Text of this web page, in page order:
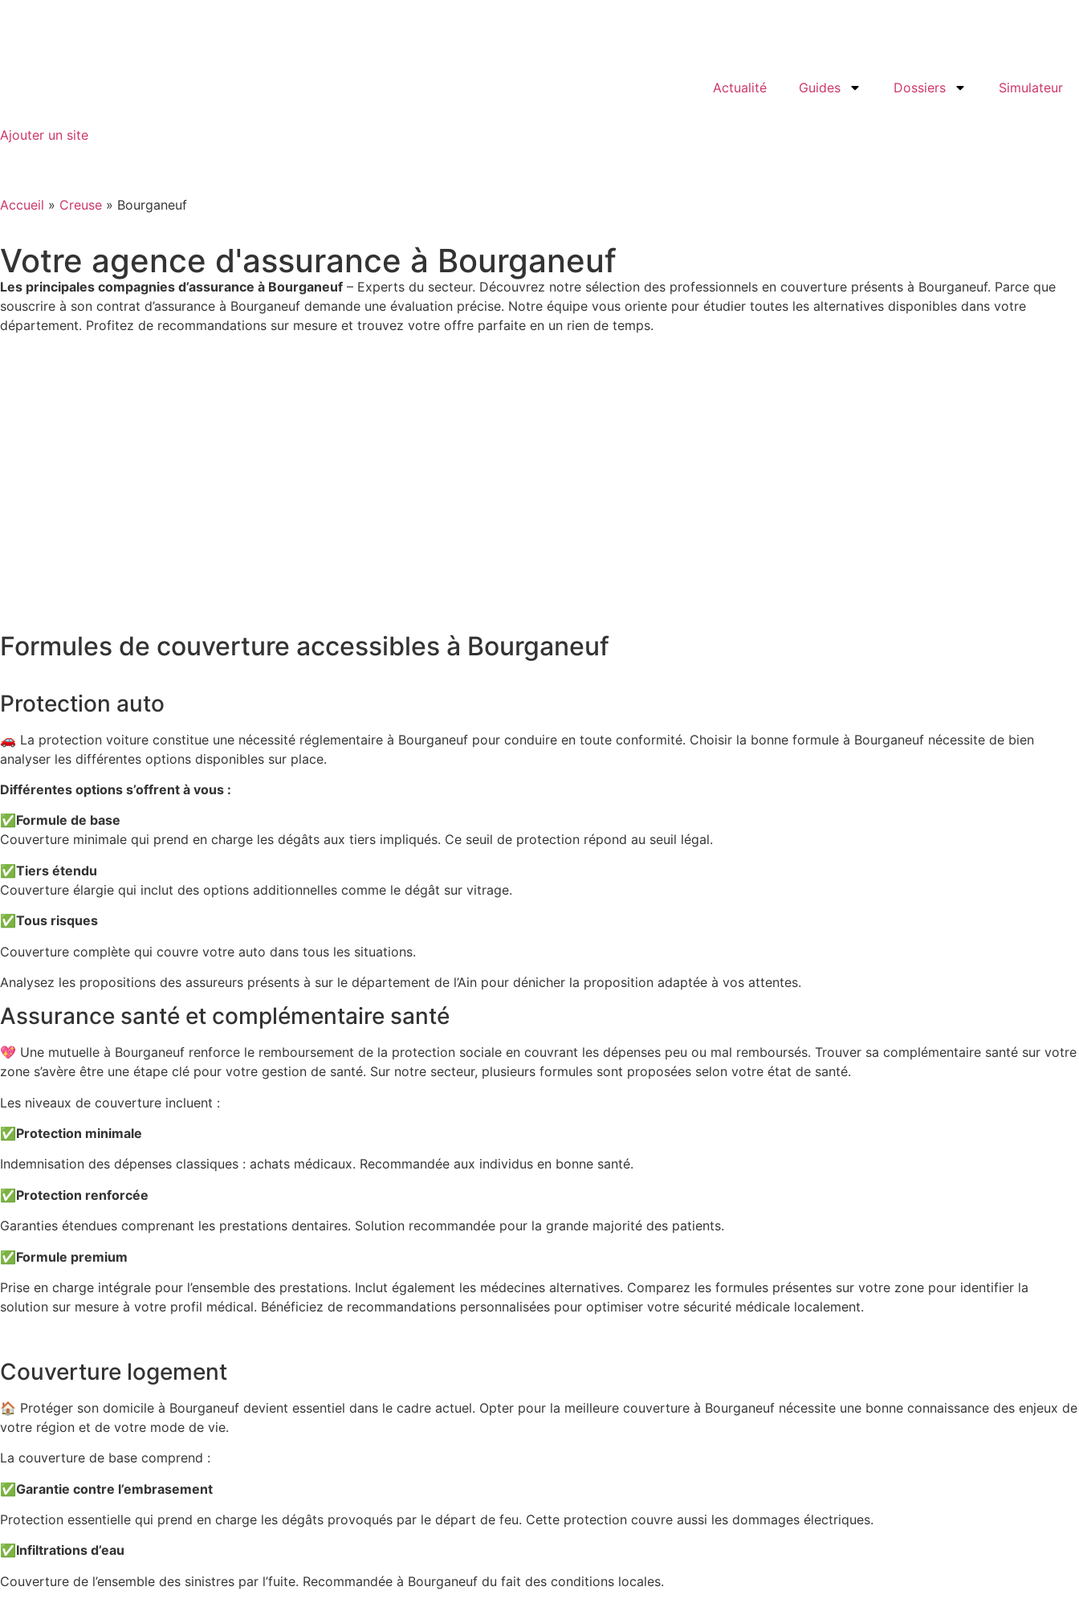
Actualité Guides Dossiers Simulateur
Ajouter un site
Accueil » Creuse » Bourganeuf
Votre agence d'assurance à Bourganeuf
Les principales compagnies d’assurance à Bourganeuf – Experts du secteur. Découvrez notre sélection des professionnels en couverture présents à Bourganeuf. Parce que
souscrire à son contrat d’assurance à Bourganeuf demande une évaluation précise. Notre équipe vous oriente pour étudier toutes les alternatives disponibles dans votre
département. Profitez de recommandations sur mesure et trouvez votre offre parfaite en un rien de temps.
Formules de couverture accessibles à Bourganeuf
Protection auto
🚗 La protection voiture constitue une nécessité réglementaire à Bourganeuf pour conduire en toute conformité. Choisir la bonne formule à Bourganeuf nécessite de bien
analyser les différentes options disponibles sur place.
Différentes options s’offrent à vous :
✅ Formule de base
Couverture minimale qui prend en charge les dégâts aux tiers impliqués. Ce seuil de protection répond au seuil légal.
✅Tiers étendu
Couverture élargie qui inclut des options additionnelles comme le dégât sur vitrage.
✅Tous risques
Couverture complète qui couvre votre auto dans tous les situations.
Analysez les propositions des assureurs présents à sur le département de l’Ain pour dénicher la proposition adaptée à vos attentes.
Assurance santé et complémentaire santé
💖 Une mutuelle à Bourganeuf renforce le remboursement de la protection sociale en couvrant les dépenses peu ou mal remboursés. Trouver sa complémentaire santé sur votre
zone s’avère être une étape clé pour votre gestion de santé. Sur notre secteur, plusieurs formules sont proposées selon votre état de santé.
Les niveaux de couverture incluent :
✅ Protection minimale
Indemnisation des dépenses classiques : achats médicaux. Recommandée aux individus en bonne santé.
✅Protection renforcée
Garanties étendues comprenant les prestations dentaires. Solution recommandée pour la grande majorité des patients.
✅Formule premium
Prise en charge intégrale pour l’ensemble des prestations. Inclut également les médecines alternatives. Comparez les formules présentes sur votre zone pour identifier la
solution sur mesure à votre profil médical. Bénéficiez de recommandations personnalisées pour optimiser votre sécurité médicale localement.
Couverture logement
🏠 Protéger son domicile à Bourganeuf devient essentiel dans le cadre actuel. Opter pour la meilleure couverture à Bourganeuf nécessite une bonne connaissance des enjeux de
votre région et de votre mode de vie.
La couverture de base comprend :
✅Garantie contre l’embrasement
Protection essentielle qui prend en charge les dégâts provoqués par le départ de feu. Cette protection couvre aussi les dommages électriques.
✅ Infiltrations d’eau
Couverture de l’ensemble des sinistres par l’fuite. Recommandée à Bourganeuf du fait des conditions locales.